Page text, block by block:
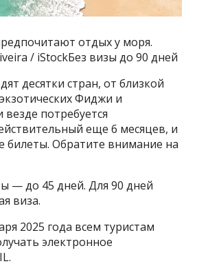
отдых у моря.
/ iStockБез визы до 90 дней
десятки стран, от близкой
Фиджи и
потребуется
еще 6 месяцев, и
билеты. Обратите внимание на
— до 45 дней. Для 90 дней
виза.
2025 года всем туристам
электронное